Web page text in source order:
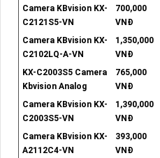
Camera KBvision KX-
C2121S5-VN
700,000
VNĐ
Camera KBvision KX-
C2102LQ-A-VN
1,350,000
VNĐ
KX-C2003S5 Camera
Kbvision Analog
765,000
VNĐ
Camera KBvision KX-
C2003S5-VN
1,390,000
VNĐ
Camera KBvision KX-
A2112C4-VN
393,000
VNĐ